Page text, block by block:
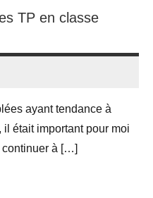
TP en classe
ayant tendance à
était important pour moi
continuer à […]